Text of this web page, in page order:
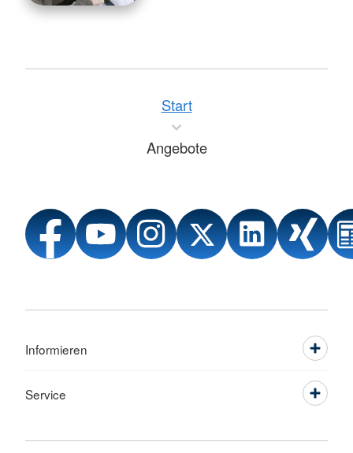
Start
Angebote
Informieren
Service